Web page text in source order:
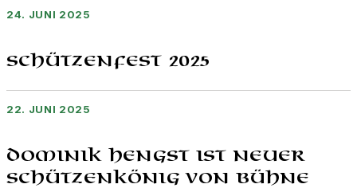
24. JUNI 2025
Schützenfest 2025
22. JUNI 2025
Dominik Hengst ist neuer
Schützenkönig von Bühne